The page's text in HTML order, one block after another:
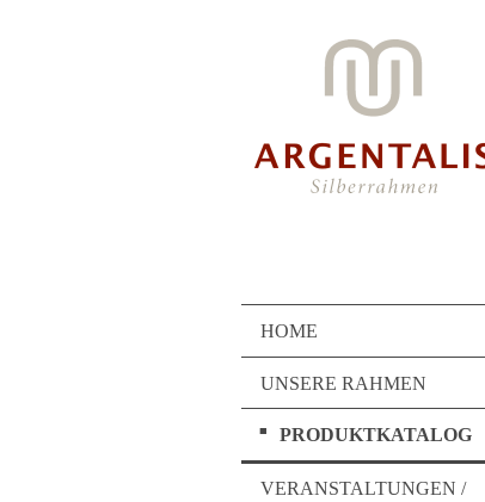
HOME
UNSERE RAHMEN
PRODUKTKATALOG
VERANSTALTUNGEN /